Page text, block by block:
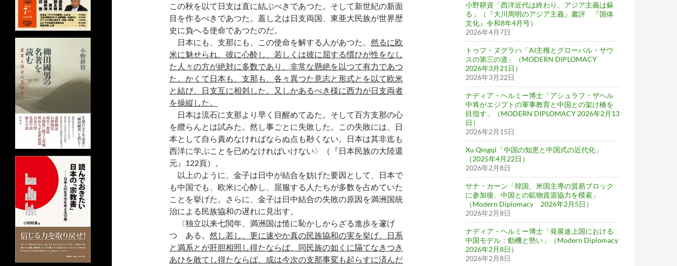
この秋を以て日支は直に結ぶべきであつた。そして新世紀の新面
目を作るべきであつた。蓋し之は日支両国、東亜大民族が世界歴
史に負へる使命であつたのだ。
日本にも、支那にも、この使命を解する人があつた。 然るに欧
米に魅せられ、彼に心酔し、若しくは彼に屈する慣ひが性をなし
た人々の方が絶対に多数であり、非常な懸絶を以つて有力であつ
た。かくて日本も、支那も、各々異つた意志と形式とを以て欧米
と結び、日支互に相剋した。又しかあるべき様に西力が日支両者
を操縦した。
日本は流石に支那より早く目醒めてゐた。そして百方支那の心
を纜らんとは試みた。然し事ごとに失敗した。この失敗には、日
本として自ら責めなければならぬ点も尠くない。日本は其非迄も
西洋に学ぶことを已めなければいけない〉（『日本民族の大陸還
元』122頁）。
以上のように、金子は日中が結合を妨げた要因として、日本で
も中国でも、欧米に心酔し、屈服する人たちが多数を占めていた
ことを挙げた。さらに、金子は日中結合の失敗の原因を満洲国統
治による民族協和の遅れに見出す。
〈独立以来七閲年、満洲国は慥に恥かしからざる進歩を邃げ
つゝある。 然し若し、更に速やか真の民族協和の実を挙げ、日系
と満系とが肝胆相照し得たならば、同民族の如くに隔てなきつき
あひを敢てし得たならば、或は今次の支那事変も起らすに済んだ
小野耕資「西洋近代は終わり、アジア主義は蘇
る」（『大川周明のアジア主義』書評 『国体
文化』令和8年4月号）
2026年4月7日
トゥフ・ヌグラハ「AI主権とグローバル・サウ
スの第三の道」（MODERN DIPLOMACY
2026年3月21日）
2026年3月22日
ナディア・ヘルミー博士「アシュラフ・ザヘル
中将がエジプトの軍事教育と中国との架け橋を
目指す」（MODERN DIPLOMACY 2026年2月13
日）
2026年2月15日
Xu Qingqi「中国の知恵と中国式の近代化」
（2025年4月22日）
2026年2月8日
サナ・カーン「韓国、米国主導の貿易ブロック
に参加後、中国との鉱物資源協力を模索」
（Modern Diplomacy 2026年2月5日）
2026年2月8日
ナディア・ヘルミー博士「発展途上国における
中国モデル：動機と勢い」（Modern Diplomacy
2026年2月8日）
2026年2月8日